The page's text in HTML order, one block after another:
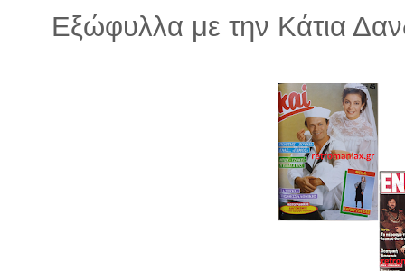
Εξώφυλλα με την Κάτια